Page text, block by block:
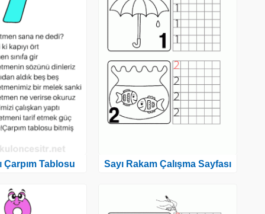
Çarpım Tablosu Sayı Rakam Çalışma Sayfası